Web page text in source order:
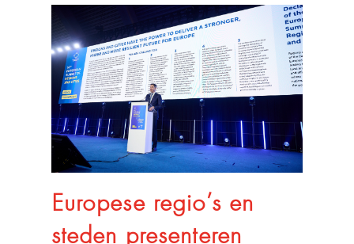
Europese regio’s en
steden presenteren